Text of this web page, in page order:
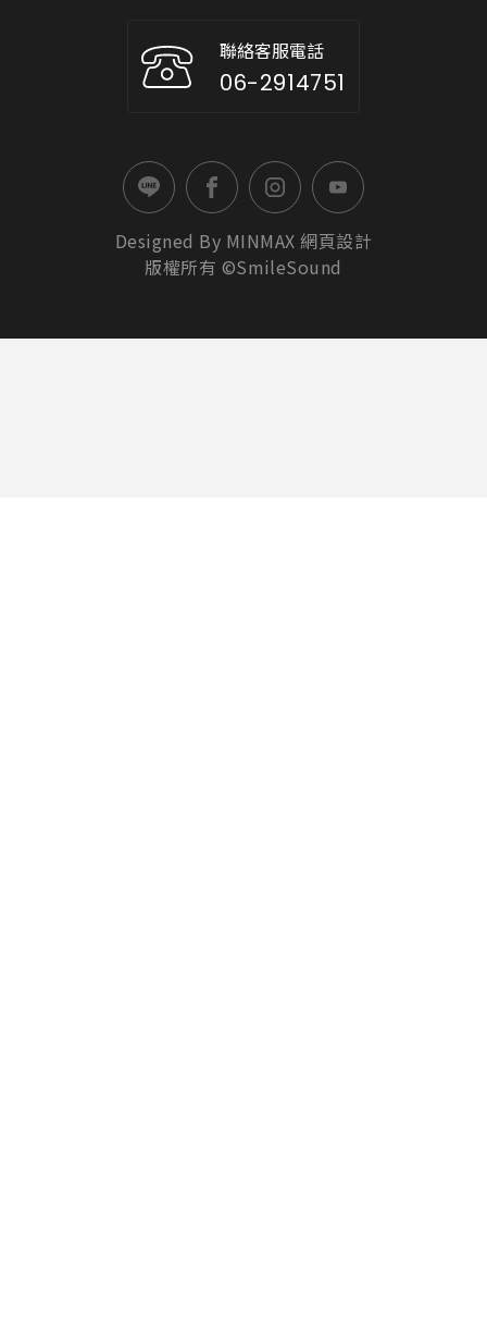
聯絡客服電話
06-2914751
Designed By MINMAX 網頁設計
版權所有 ©SmileSound